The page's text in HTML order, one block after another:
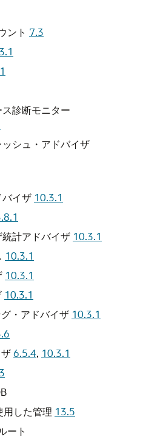
ント 7.3
診断モニター
シュ・アドバイザ
バイザ 10.3.1
計アドバイザ 10.3.1
10.3.1
10.3.1
10.3.1
・アドバイザ 10.3.1
6.5.4, 10.3.1
用した管理 13.5
ート